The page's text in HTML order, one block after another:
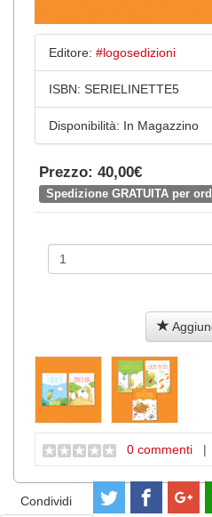
Editore: #logosedizioni
ISBN: SERIELINETTE5
Disponibilità: In Magazzino
Prezzo: 40,00€
Spedizione GRATUITA per
0 commenti |
Condividi